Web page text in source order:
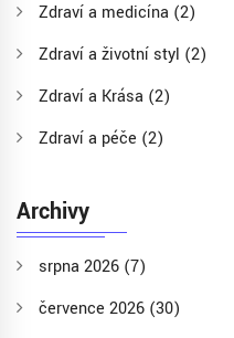
Zdraví a medicína (2)
Zdraví a životní styl (2)
Zdraví a Krása (2)
Zdraví a péče (2)
Archivy
srpna 2026 (7)
července 2026 (30)